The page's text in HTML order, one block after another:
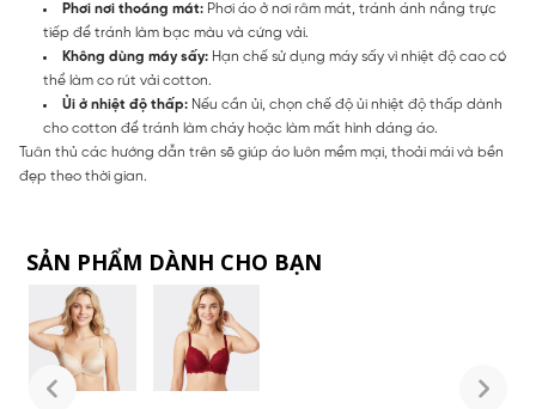
Phơi nơi thoáng mát: Phơi áo ở nơi râm mát, tránh ánh nắng trực
tiếp để tránh làm bạc màu và cứng vải.
Không dùng máy sấy: Hạn chế sử dụng máy sấy vì nhiệt độ cao có
thể làm co rút vải cotton.
Ủi ở nhiệt độ thấp: Nếu cần ủi, chọn chế độ ủi nhiệt độ thấp dành
cho cotton để tránh làm cháy hoặc làm mất hình dáng áo.
Tuân thủ các hướng dẫn trên sẽ giúp áo luôn mềm mại, thoải mái và bền
đẹp theo thời gian.
SẢN PHẨM DÀNH CHO BẠN